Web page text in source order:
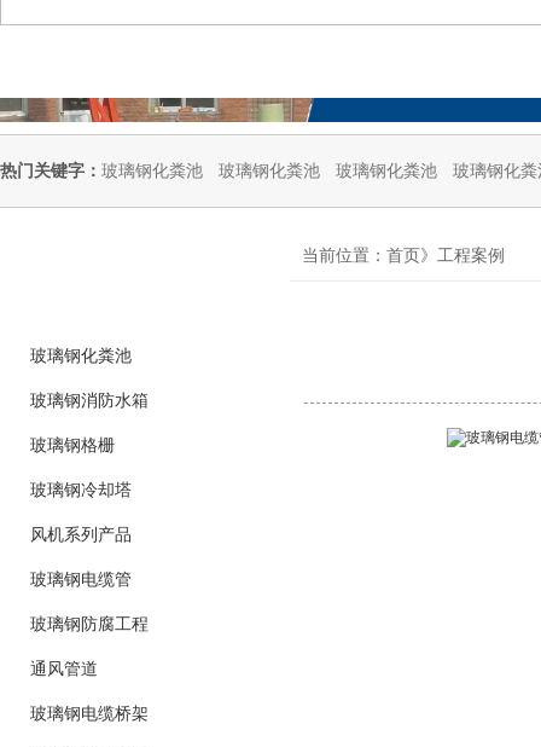
热门关键字： 玻璃钢化粪池 玻璃钢化粪池 玻璃钢化粪池 玻璃钢化粪
玻璃钢化粪池
玻璃钢消防水箱
玻璃钢格栅
玻璃钢冷却塔
风机系列产品
玻璃钢电缆管
玻璃钢防腐工程
通风管道
玻璃钢电缆桥架
当前位置：首页》工程案例